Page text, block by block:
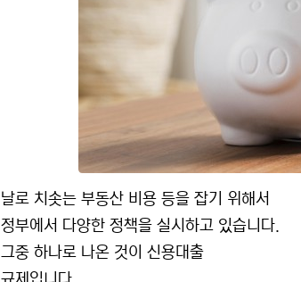
날로 치솟는 부동산 비용 등을 잡기 위해서
정부에서 다양한 정책을 실시하고 있습니다.
그중 하나로 나온 것이 신용대출